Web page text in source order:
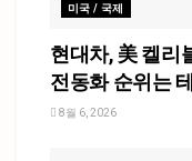
미국 / 국제
현대차, 美 켈리
전동화 순위는
8월 6, 2026